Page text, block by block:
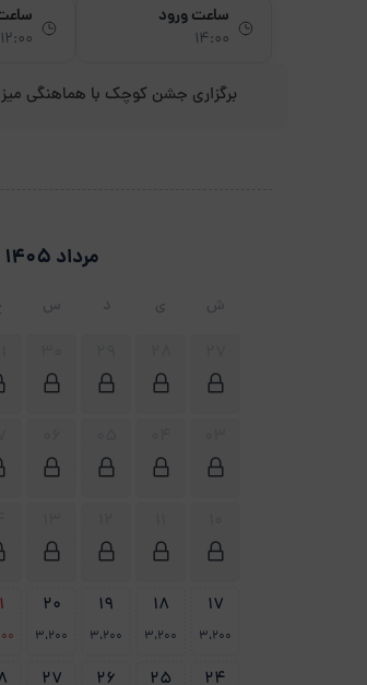
ساعت ورود
14:00
12:00
برگزاری جشن کوچک با هماهنگی
مرداد 1405
ش ی د س
17
3،200
18
3،200
19
3،200
20
3،200